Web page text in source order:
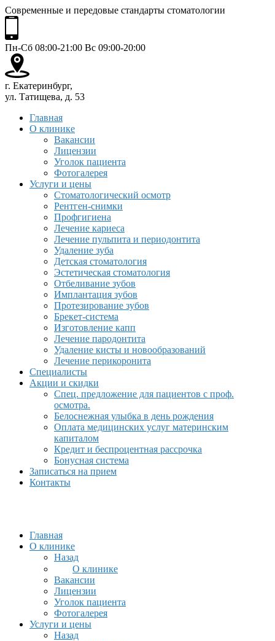
Современные и передовые стандарты стоматологии
Пн-Сб 08:00-21:00 Вс 09:00-20:00
г. Екатеринбург,
ул. Татищева, д. 53
Главная
О клинике
Вакансии
Лицензии
Уголок пациента
Фотогалерея
Услуги и цены
Стоматологический осмотр
Рентген-снимки
Профгигиена
Лечение кариеса
Лечение пульпита и периодонтита
Удаление зуба
Детская стоматология
Эстетическая стоматология
Отбеливание зубов
Имплантация зубов
Протезирование зубов
Брекет-система
Изготовление капп
Лечение пародонтита
Удаление кисты и новообразований
Лечение перикоронита
Специалисты
Акции и скидки
Спец. предложение для пациентов с проф.
осмотра.
Белоснежная улыбка в день рождения
Оплата медицинских услуг материнским
капиталом
Кредит и беспроцентная рассрочка
Бонусная система
Записаться на прием
Контакты
Главная
О клинике
Назад
О клинике
Вакансии
Лицензии
Уголок пациента
Фотогалерея
Услуги и цены
Назад